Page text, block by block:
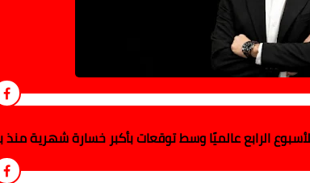
الرابع عالميًا وسط توقعات بأكبر خسارة شهرية منذ